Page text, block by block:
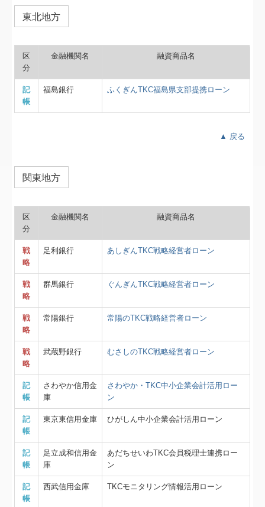
東北地方
区
分
金融機関名 融資商品名
記
帳
福島銀行 ふくぎんTKC福島県支部提携ローン
▲ 戻る
関東地方
区
分
金融機関名 融資商品名
戦
略
足利銀行 あしぎんTKC戦略経営者ローン
戦
略
群馬銀行 ぐんぎんTKC戦略経営者ローン
戦
略
常陽銀行 常陽のTKC戦略経営者ローン
戦
略
武蔵野銀行 むさしのTKC戦略経営者ローン
記
帳
さわやか信用金
庫
さわやか・TKC中小企業会計活用ロー
ン
記
帳
東京東信用金庫 ひがしん中小企業会計活用ローン
記
帳
足立成和信用金
庫
あだちせいわTKC会員税理士連携ロー
ン
記
帳
西武信用金庫 TKCモニタリング情報活用ローン